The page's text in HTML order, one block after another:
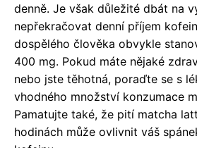
denně. Je však důležité dbát na
nepřekračovat denní příjem
dospělého člověka obvykle
400 mg. Pokud máte nějaké
nebo jste těhotná, poraďte se s
vhodného množství konzumace
Pamatujte také, že pití matcha
hodinách může ovlivnit váš